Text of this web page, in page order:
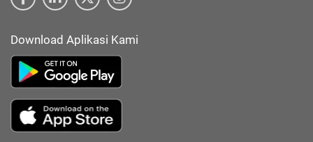
Download Aplikasi Kami